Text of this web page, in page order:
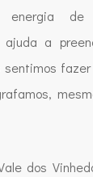
energia
ajuda a
sentimos
dos